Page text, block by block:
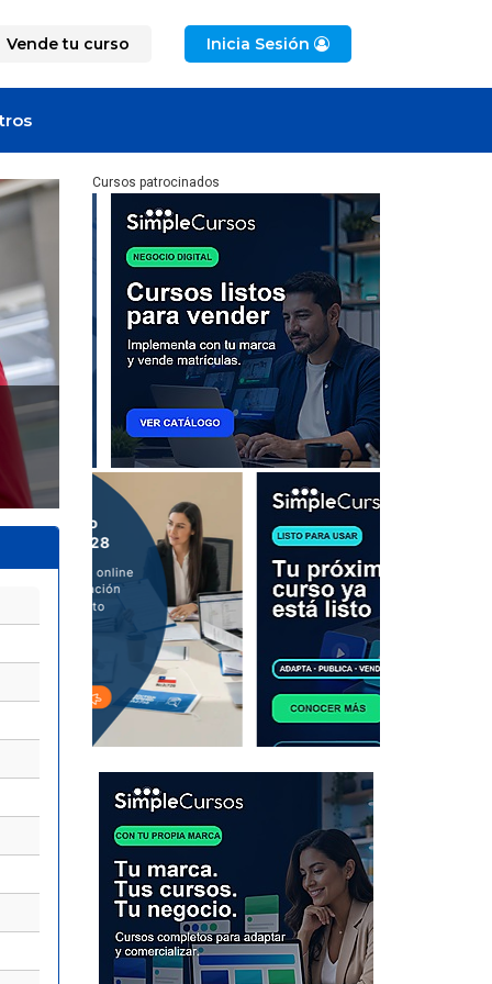
Vende tu curso Inicia Sesión
Cursos patrocinados